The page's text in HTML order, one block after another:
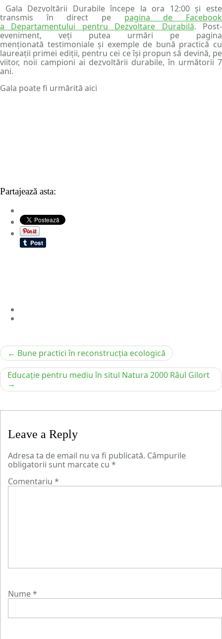
Gala Dezvoltării Durabile începe la ora 12:00 și este
transmis în direct pe pagina de Facebook
a Departamentului pentru Dezvoltare Durabilă. Post-
eveniment, veți putea urmări pe pagina
menționată testimoniale și exemple de bună practică cu
laureații primei ediții, pentru cei ce își propun să devină, pe
viitor, noii campioni ai dezvoltării durabile, în următorii 7
ani.
Gala poate fi urmărită aici
Partajează asta:
Navigare
în
articole
Bune practici în reconstrucția ecologică
Educație pentru mediu în situl Natura 2000 Râul Gilort
Leave a Reply
Adresa ta de email nu va fi publicată. Câmpurile
obligatorii sunt marcate cu *
Comentariu *
Nume*